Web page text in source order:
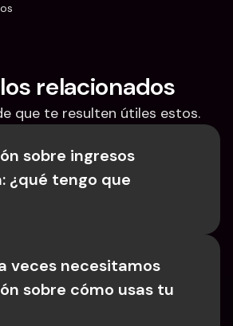
relacionados
que te resulten útiles estos.
sobre ingresos
¿qué tengo que
veces necesitamos
sobre cómo usas tu